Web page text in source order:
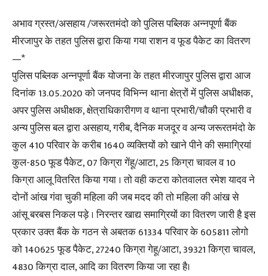
अभाव ग्रस्त/असहाय /जरूरतमंदो को पुलिस पब्लिक अन्नपूर्णा बैंक
मीरजापुर के तहत पुलिस द्वारा किया गया राशन व फूड पैकेट का वितरण
—*
पुलिस पब्लिक अन्नपूर्णा बैंक योजना के तहत मीरजापुर पुलिस द्वारा आज
दिनांक 13.05.2020 को जनपद विभिन्न थाना क्षेत्रों में पुलिस अधीक्षक,
अपर पुलिस अधीक्षक, क्षेत्राधिकारीगण व थाना प्रभारी/चौकी प्रभारी व
अन्य पुलिस बल द्वारा असहाय, गरीब, दैनिक मजदूर व अन्य जरूरतमंदो के
कुल 410 परिवार के करीब 1640 व्यक्तियों को खाने पीने की समाग्रियां
कुल-850 फूड पैकेट, 07 किग्रा गेंहू/आटा, 25 किग्रा चावल व 10
किग्रा आलू वितरित किया गया । तो वही कटरा कोतवालत रमेश यादव ने
दोनों आंख गंवा चुकी महिला की जब मदद की तो महिला की आंख से
आंसू बरबस निकल पड़े । निरन्तर खाद्य समाग्रियों का वितरण जारी है इस
प्रकार उक्त बैंक के गठन से अबतक 61334 परिवार के 605811 लोगो
को 140625 फूड पैकेट, 27240 किग्रा गेहू/आटा, 39321 किग्रा चावल,
4830 किग्रा दाल, आदि का वितरण किया जा रहा है।